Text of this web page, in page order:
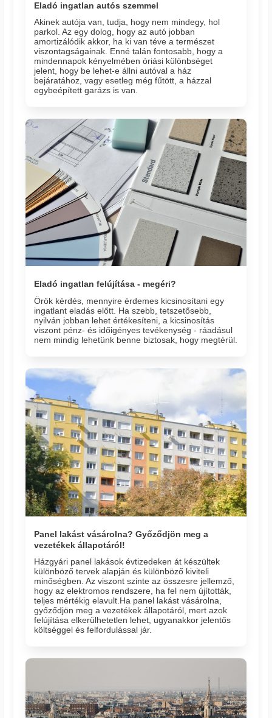
Eladó ingatlan autós szemmel
Akinek autója van, tudja, hogy nem mindegy, hol
parkol. Az egy dolog, hogy az autó jobban
amortizálódik akkor, ha ki van téve a természet
viszontagságainak. Enné talán fontosabb, hogy a
mindennapok kényelmében óriási különbséget
jelent, hogy be lehet-e állni autóval a ház
bejáratához, vagy esetleg még fűtött, a házzal
egybeépített garázs is van.
Eladó ingatlan felújítása - megéri?
Örök kérdés, mennyire érdemes kicsinosítani egy
ingatlant eladás előtt. Ha szebb, tetszetősebb,
nyilván jobban lehet értékesíteni, a kicsinosítás
viszont pénz- és időigényes tevékenység - ráadásul
nem mindig lehetünk benne biztosak, hogy megtérül.
Panel lakást vásárolna? Győződjön meg a
vezetékek állapotáról!
Házgyári panel lakások évtizedeken át készültek
különböző tervek alapján és különböző kiviteli
minőségben. Az viszont szinte az összesre jellemző,
hogy az elektromos rendszere, ha fel nem újították,
teljes mértékig elavult.Ha panel lakást vásárolna,
győződjön meg a vezetékek állapotáról, mert azok
felújítása elkerülhetetlen lehet, ugyanakkor jelentős
költséggel és felfordulással jár.